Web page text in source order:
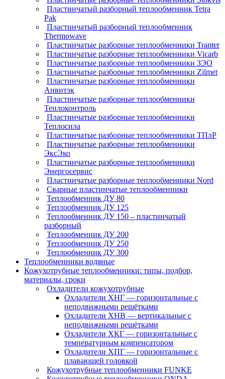
Пластинчатый разборный теплообменник Tetra
Pak
Пластинчатый разборный теплообменник
Thermowave
Пластинчатые разборные теплообменники Tranter
Пластинчатые разборные теплообменники Vicarb
Пластинчатые разборные теплообменники ЗЭО
Пластинчатые разборные теплообменники Zilmet
Пластинчатые разборные теплообменники
Анвитэк
Пластинчатые разборные теплообменники
Теплоконтроль
Пластинчатые разборные теплообменники
Теплосила
Пластинчатые разборные теплообменники ТПлР
Пластинчатые разборные теплообменники
ЭксЭко
Пластинчатые разборные теплообменники
Энергосервис
Пластинчатые разборные теплообменники Nord
Сварные пластинчатые теплообменники
Теплообменник ДУ 80
Теплообменник ДУ 125
Теплообменник ДУ 150 – пластинчатый
разборный
Теплообменник ДУ 200
Теплообменник ДУ 250
Теплообменник ДУ 300
Теплообменники водяные
Кожухотрубные теплообменники: типы, подбор,
материалы, сроки
Охладители кожухотрубные
Охладители ХНГ — горизонтальные с
неподвижными решётками
Охладители ХНВ — вертикальные с
неподвижными решётками
Охладители ХКГ — горизонтальные с
температурным компенсатором
Охладители ХПГ — горизонтальные с
плавающей головкой
Кожухотрубные теплообменники FUNKE